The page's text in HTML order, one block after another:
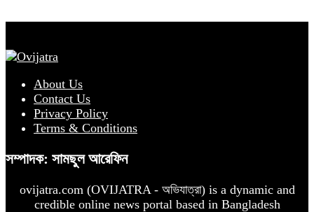
About Us
Contact Us
Privacy Policy
Terms & Conditions
সম্পাদক: সামছুল আরেফিন
ovijatra.com (OVIJATRA - অভিযাত্রা) is a dynamic and
credible online news portal based in Bangladesh